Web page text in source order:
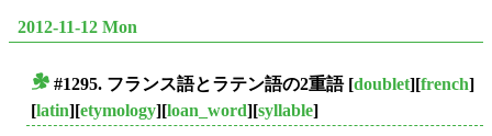
2012-11-12 Mon
#1295. フランス語とラテン語の2重語[doublet][french]
[latin][etymology][loan_word][syllable]